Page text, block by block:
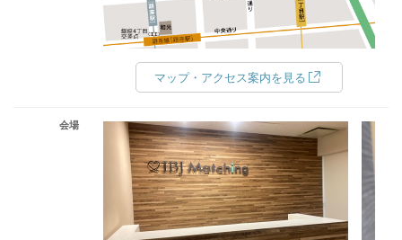
マップ・アクセス案内を見る
会場